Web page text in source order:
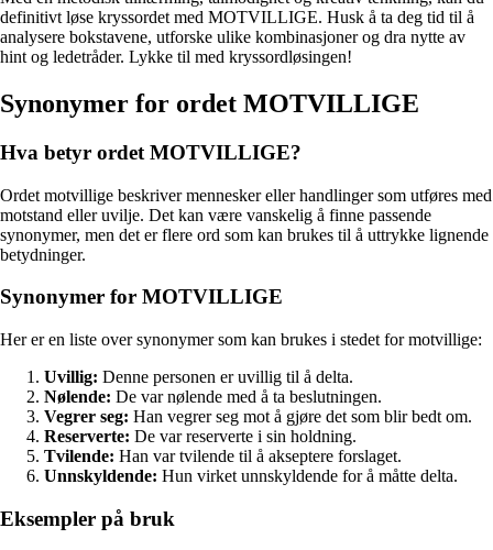
definitivt løse kryssordet med MOTVILLIGE. Husk å ta deg tid til å
analysere bokstavene, utforske ulike kombinasjoner og dra nytte av
hint og ledetråder. Lykke til med kryssordløsingen!
Synonymer for ordet MOTVILLIGE
Hva betyr ordet MOTVILLIGE?
Ordet motvillige beskriver mennesker eller handlinger som utføres med
motstand eller uvilje. Det kan være vanskelig å finne passende
synonymer, men det er flere ord som kan brukes til å uttrykke lignende
betydninger.
Synonymer for MOTVILLIGE
Her er en liste over synonymer som kan brukes i stedet for motvillige:
Uvillig: Denne personen er uvillig til å delta.
Nølende: De var nølende med å ta beslutningen.
Vegrer seg: Han vegrer seg mot å gjøre det som blir bedt om.
Reserverte: De var reserverte i sin holdning.
Tvilende: Han var tvilende til å akseptere forslaget.
Unnskyldende: Hun virket unnskyldende for å måtte delta.
Eksempler på bruk